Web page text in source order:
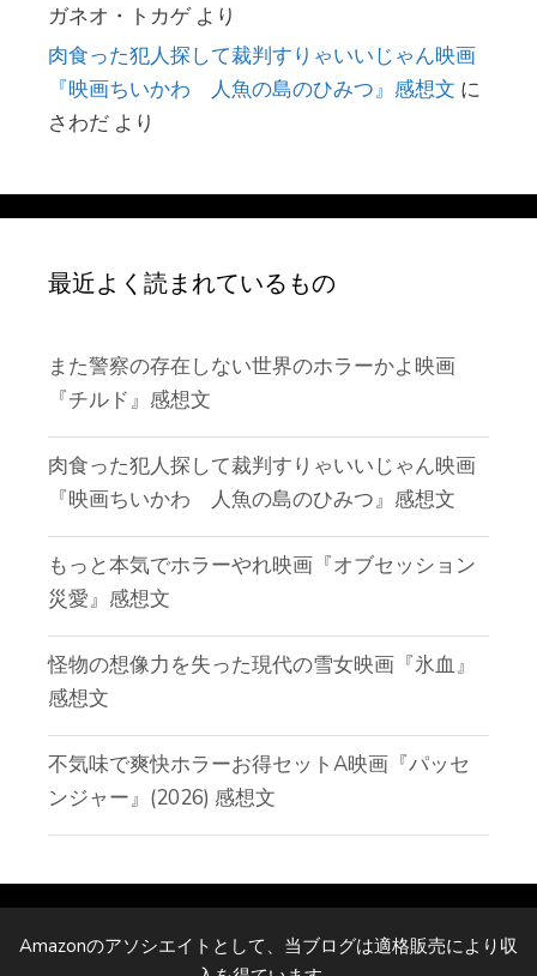
ガネオ・トカゲより
肉食った犯人探して裁判すりゃいいじゃん映画
『映画ちいかわ 人魚の島のひみつ』感想文 に
さわだ より
最近よく読まれているもの
また警察の存在しない世界のホラーかよ映画
『チルド』感想文
肉食った犯人探して裁判すりゃいいじゃん映画
『映画ちいかわ 人魚の島のひみつ』感想文
もっと本気でホラーやれ映画『オブセッション
災愛』感想文
怪物の想像力を失った現代の雪女映画『氷血』
感想文
不気味で爽快ホラーお得セットA映画『パッセ
ンジャー』(2026) 感想文
Amazonのアソシエイトとして、当ブログは適格販売により収